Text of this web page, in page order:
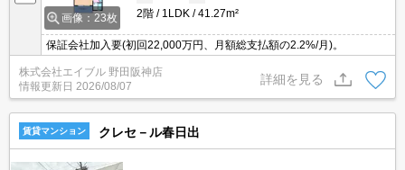
画像：23枚
2階
1LDK 41.27m²
保証会社加入要(初回22,000万円、月額総支払額の2.2%/月)。
株式会社エイブル 野田阪神店
情報更新日 2026/08/07
詳細を見る
賃貸マンション クレセ－ル春日出